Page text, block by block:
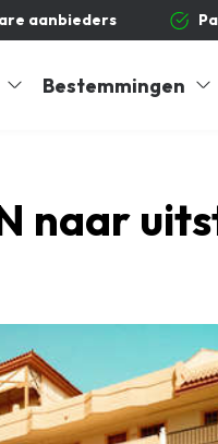
aanbieders
Bestemmingen
naar